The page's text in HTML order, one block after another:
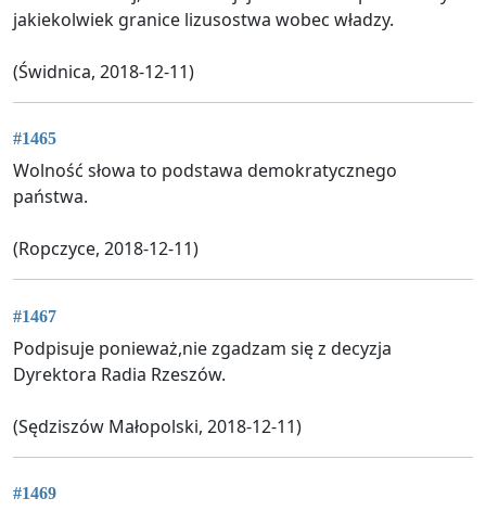
jakiekolwiek granice lizusostwa wobec władzy.
(Świdnica, 2018-12-11)
#1465
Wolność słowa to podstawa demokratycznego
państwa.
(Ropczyce, 2018-12-11)
#1467
Podpisuje ponieważ,nie zgadzam się z decyzja
Dyrektora Radia Rzeszów.
(Sędziszów Małopolski, 2018-12-11)
#1469